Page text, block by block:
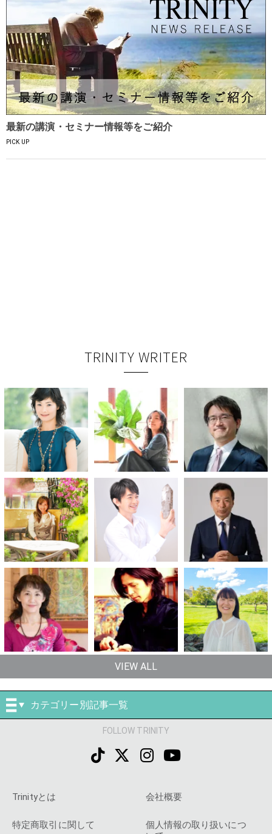
最新の講演・セミナー情報等をご紹介
PICK UP
TRINITY WRITER
VIEW ALL
カテゴリー別記事一覧
FOLLOW TRINITY
Trinityとは 会社概要
特定商取引に関して
個人情報の取り扱いにつ